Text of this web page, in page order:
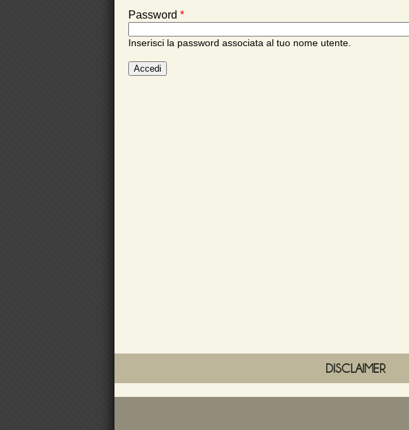
Password *
Inserisci la password associata al tuo nome utente.
DISCLAIMER